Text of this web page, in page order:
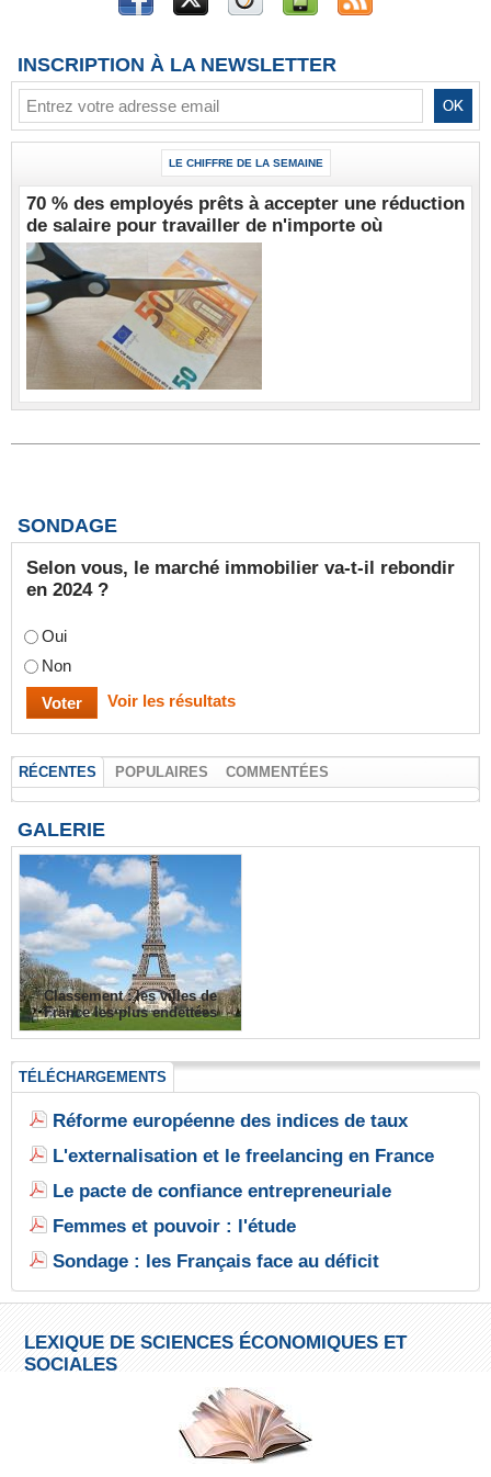
INSCRIPTION À LA NEWSLETTER
LE CHIFFRE DE LA SEMAINE
70 % des employés prêts à accepter une réduction
de salaire pour travailler de n'importe où
SONDAGE
Selon vous, le marché immobilier va-t-il rebondir
en 2024 ?
Oui
Non
Voir les résultats
RÉCENTES POPULAIRES COMMENTÉES
GALERIE
Classement : les villes de
France les plus endettées
TÉLÉCHARGEMENTS
Réforme européenne des indices de taux
L'externalisation et le freelancing en France
Le pacte de confiance entrepreneuriale
Femmes et pouvoir : l'étude
Sondage : les Français face au déficit
LEXIQUE DE SCIENCES ÉCONOMIQUES ET
SOCIALES